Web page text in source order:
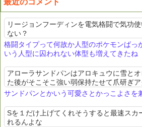
最近のコメント
リージョンフーディンを電気格闘で気功
ない？
格闘タイプって何故か人型のポケモンばっ
いう人型に囚われない体型も増えてきたね
アローラサンドパンはアロキュウに雪と
た後がそこそこ強い弱保持たせて爪研ぎア
良い
サンドパンとかいう可愛さとかっこよさを
Sを１だけ上げてくれそうすると最速スカ
れるんよな